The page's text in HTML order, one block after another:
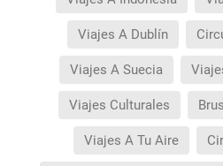
Viajes A Dublín
Viajes A Suecia
Viajes Culturales
Viajes A Tu Aire